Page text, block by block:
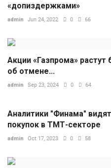
«допиздержками»
admin Jun 24, 2022 0 66
Акции «Газпрома» растут
об отмене...
admin Sep 23, 2024 0 64
Аналитики "Финама"
покупок в ТМТ-секторе
admin Oct 17, 2023 0 58